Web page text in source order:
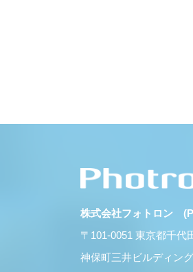
株式会社フォトロン
〒101-0051 東京都千代
神保町三井ビルディン